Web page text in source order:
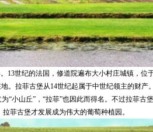
世纪的法国，修道院遍布大小村庄城镇，位
地。拉菲古堡从14世纪起属于中世纪领主的财产
“小山丘”，“拉菲”也因此而得名。不过拉菲古
菲古堡才发展成为伟大的葡萄种植园。